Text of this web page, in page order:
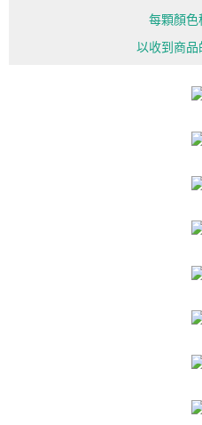
每顆顏色
以收到商品